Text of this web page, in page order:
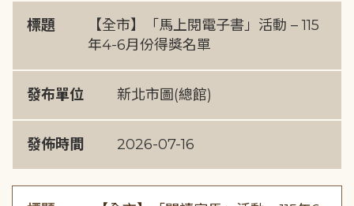
標題
【全市】「馬上閱電子書」活動 – 115
年4-6月份得獎名單
發布單位 新北市圖(總館)
發佈時間 2026-07-16